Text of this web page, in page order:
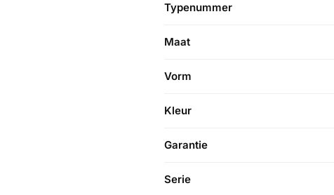
Typenummer
Maat
Vorm
Kleur
Garantie
Serie